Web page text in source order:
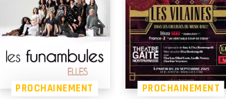
PROCHAINEMENT PROCHAINEMENT